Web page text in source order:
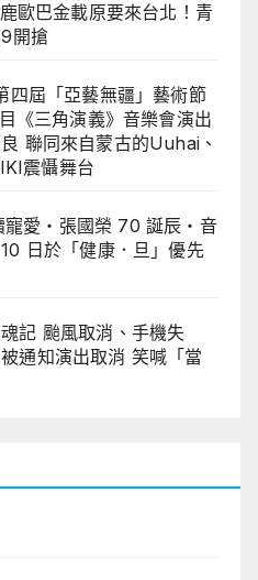
歐巴金載原要來台北！青
開搶
四屆「亞藝無疆」藝術節
《三角演義》音樂會演出
聯同來自蒙古的Uuhai、
震懾舞台
愛・張國榮 70 誕辰・音
日於「健康．旦」優先
記 颱風取消、手機失
通知演出取消 笑喊「當